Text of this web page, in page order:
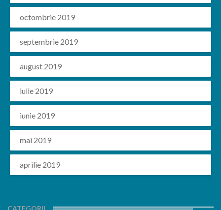
octombrie 2019
septembrie 2019
august 2019
iulie 2019
iunie 2019
mai 2019
aprilie 2019
CATEGORII